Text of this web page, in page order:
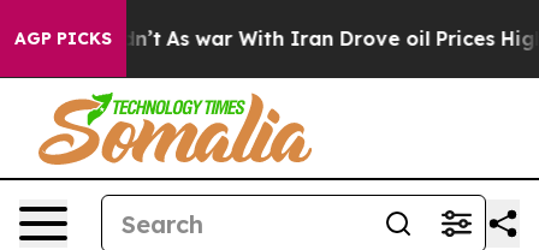
AGP PICKS
As war With Iran Drove oil Prices Higher,